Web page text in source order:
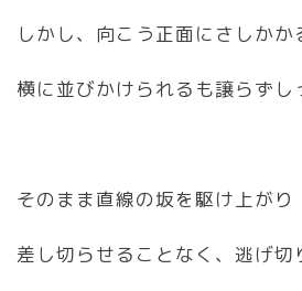
しかし、向こう正面にさしかか
横に並びかけられるも譲らずし
そのまま直線の坂を駆け上がり
差し切らせることなく、逃げ切